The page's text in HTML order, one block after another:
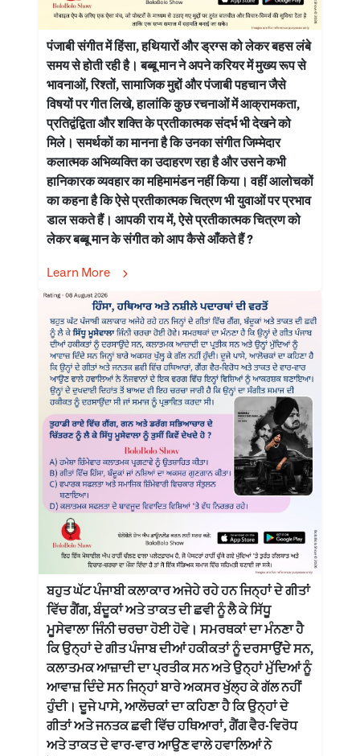
पंजाबी संगीत में हिंसा, हथियारों और ड्रग्स को लेकर बहस लंबे
समय से होती रही है। बब्बू मान ने अपने करियर में मुख्य रूप से
भावनाओं, रिश्तों, सामाजिक मुद्दों और पंजाबी पहचान जैसे
विषयों पर गीत लिखे, हालांकि कुछ रचनाओं में आक्रामकता,
प्रतिद्वंद्विता और शक्ति के प्रतीकात्मक संदर्भ भी देखने को
मिले। समर्थकों का मानना है कि उनका संगीत जिम्मेदार
कलात्मक अभिव्यक्ति का उदाहरण रहा है और उसने कभी
हानिकारक व्यवहार का महिमामंडन नहीं किया। वहीं आलोचकों
का कहना है कि ऐसे प्रतीकात्मक चित्रण भी युवाओं पर प्रभाव
डाल सकते हैं। आपकी राय में, ऐसे प्रतीकात्मक चित्रण को
लेकर बब्बू मान के संगीत को आप कैसे आँकते हैं ?
Learn More
ਬਹੁਤ ਘੱਟ ਪੰਜਾਬੀ ਕਲਾਕਾਰ ਅਜੇਹੇ ਰਹੇ ਹਨ ਜਿਨ੍ਹਾਂ ਦੇ ਗੀਤਾਂ
ਵਿੱਚ ਗੈਂਗ, ਬੰਦੂਕਾਂ ਅਤੇ ਤਾਕਤ ਦੀ ਛਵੀ ਨੂੰ ਲੈ ਕੇ ਸਿੱਧੂ
ਮੂਸੇਵਾਲਾ ਜਿੰਨੀ ਚਰਚਾ ਹੋਈ ਹੋਵੇ। ਸਮਰਥਕਾਂ ਦਾ ਮੰਨਣਾ ਹੈ
ਕਿ ਉਨ੍ਹਾਂ ਦੇ ਗੀਤ ਪੰਜਾਬ ਦੀਆਂ ਹਕੀਕਤਾਂ ਨੂੰ ਦਰਸਾਉਂਦੇ ਸਨ,
ਕਲਾਤਮਕ ਆਜ਼ਾਦੀ ਦਾ ਪ੍ਰਤੀਕ ਸਨ ਅਤੇ ਉਨ੍ਹਾਂ ਮੁੱਦਿਆਂ ਨੂੰ
ਆਵਾਜ਼ ਦਿੰਦੇ ਸਨ ਜਿਨ੍ਹਾਂ ਬਾਰੇ ਅਕਸਰ ਖੁੱਲ੍ਹ ਕੇ ਗੱਲ ਨਹੀਂ
ਹੁੰਦੀ। ਦੂਜੇ ਪਾਸੇ, ਆਲੋਚਕਾਂ ਦਾ ਕਹਿਣਾ ਹੈ ਕਿ ਉਨ੍ਹਾਂ ਦੇ
ਗੀਤਾਂ ਅਤੇ ਜਨਤਕ ਛਵੀ ਵਿੱਚ ਹਥਿਆਰਾਂ, ਗੈਂਗ ਵੈਰ-ਵਿਰੋਧ
ਅਤੇ ਤਾਕਤ ਦੇ ਵਾਰ-ਵਾਰ ਆਉਣ ਵਾਲੇ ਹਵਾਲਿਆਂ ਨੇ